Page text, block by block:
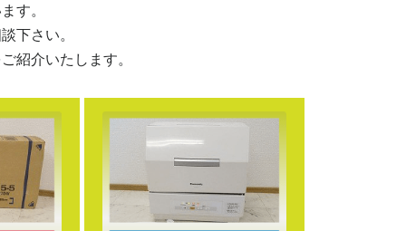
す。
下さい。
紹介いたします。